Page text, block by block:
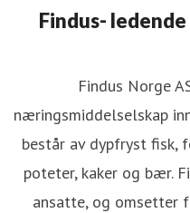
Findus-
Findus Norge
næringsmiddelselskap
består av dypfryst fisk,
poteter, kaker og bær.
ansatte, og omsetter